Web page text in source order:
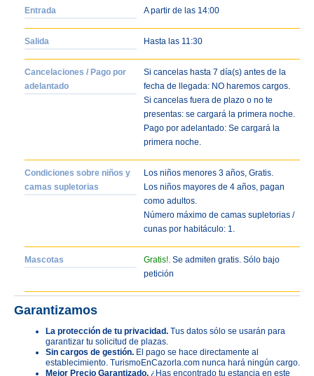
Entrada A partir de las 14:00
Salida Hasta las 11:30
Cancelaciones / Pago por
adelantado
Si cancelas hasta 7 día(s) antes de la
fecha de llegada: NO haremos cargos.
Si cancelas fuera de plazo o no te
presentas: se cargará la primera noche.
Pago por adelantado: Se cargará la
primera noche.
Condiciones sobre niños y
camas supletorias
Los niños menores 3 años, Gratis.
Los niños mayores de 4 años, pagan
como adultos.
Número máximo de camas supletorias /
cunas por habitáculo: 1.
Mascotas Gratis!. Se admiten gratis. Sólo bajo
petición
Garantizamos
La protección de tu privacidad. Tus datos sólo se usarán para
garantizar tu solicitud de plazas.
Sin cargos de gestión. El pago se hace directamente al
establecimiento. TurismoEnCazorla.com nunca hará ningún cargo.
Mejor Precio Garantizado. ¿Has encontrado tu estancia en este